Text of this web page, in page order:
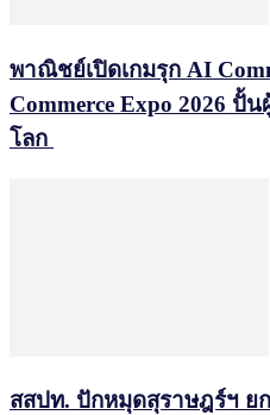
พาณิชย์เปิดเกมรุก AI
Commerce Expo 2026 ปั้
โลก
สสปท. ปักหมุดสุราษฎร์ฯ ย